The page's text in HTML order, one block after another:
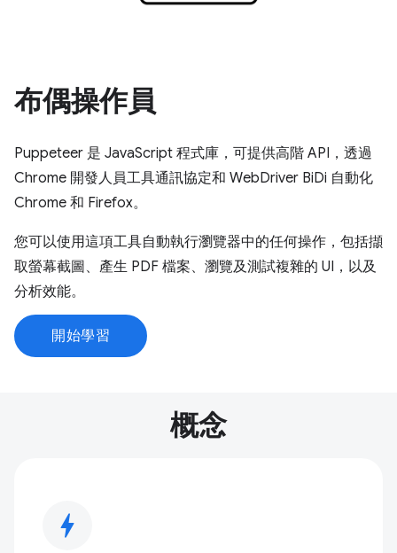
布偶操作員
Puppeteer 是 JavaScript 程式庫，可提供高階 API，透過
Chrome 開發人員工具通訊協定和 WebDriver BiDi 自動化
Chrome 和 Firefox。
您可以使用這項工具自動執行瀏覽器中的任何操作，包括擷
取螢幕截圖、產生 PDF 檔案、瀏覽及測試複雜的 UI，以及
分析效能。
開始學習
概念
bolt